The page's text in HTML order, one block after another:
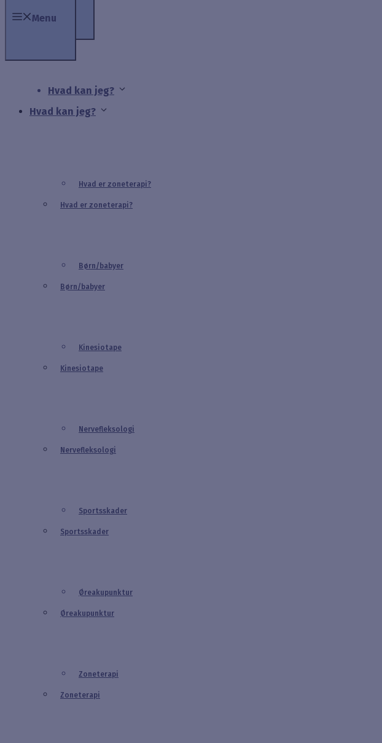
Hvad kan jeg?
Hvad er zoneterapi?
Børn/babyer
Kinesiotape
Nervefleksologi
Sportsskader
Øreakupunktur
Zoneterapi
Menu
Hvad kan jeg?
Hvad er zoneterapi?
Børn/babyer
Kinesiotape
Nervefleksologi
Sportsskader
Øreakupunktur
Zoneterapi